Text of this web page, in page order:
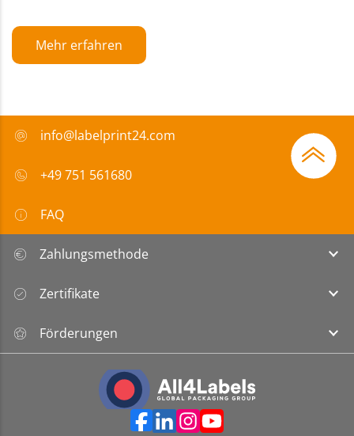
Mehr erfahren
info@labelprint24.com
+49 751 561680
FAQ
Zahlungsmethode
Zertifikate
Förderungen